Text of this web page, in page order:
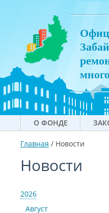
О ФОНДЕ
Главная / Новости
Новости
2026
Август